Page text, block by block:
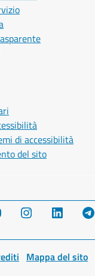
di accessibilità
del sito
YouTube Instagram LinkedIn
Mappa del sito